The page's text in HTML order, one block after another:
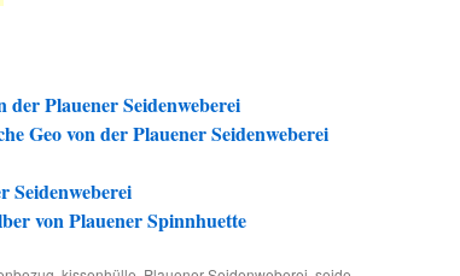
der Plauener Seidenweberei
Geo von der Plauener Seidenweberei
Seidenweberei
von Plauener Spinnhuette